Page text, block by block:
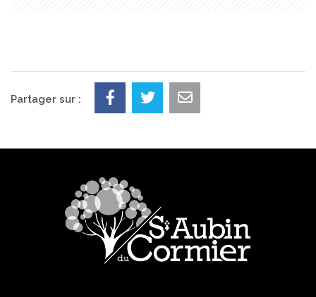
Partager sur :